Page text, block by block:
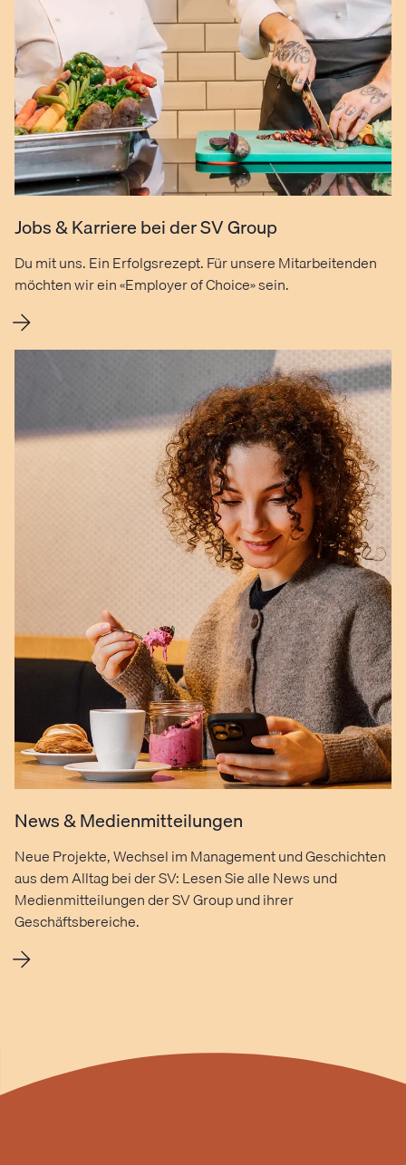
Jobs & Karriere bei der SV Group
Du mit uns. Ein Erfolgsrezept. Für unsere Mitarbeitenden
möchten wir ein «Employer of Choice» sein.
News & Medienmitteilungen
Neue Projekte, Wechsel im Management und Geschichten
aus dem Alltag bei der SV: Lesen Sie alle News und
Medienmitteilungen der SV Group und ihrer
Geschäftsbereiche.